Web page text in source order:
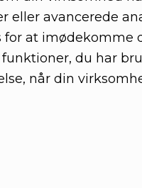
eller avancerede
for at imødekomme
du har
når din